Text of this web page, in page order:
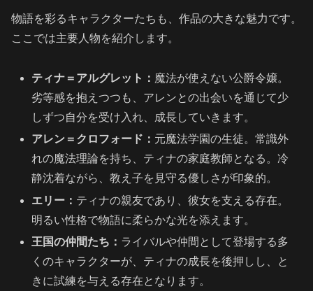
物語を彩るキャラクターたちも、作品の大きな魅力です。
ここでは主要人物を紹介します。
ティナ＝アルグレット： 魔法が使えない公爵令嬢。
劣等感を抱えつつも、アレンとの出会いを通じて少
しずつ自分を受け入れ、成長していきます。
アレン＝クロフォード： 元魔法学園の生徒。常識外
れの魔法理論を持ち、ティナの家庭教師となる。冷
静沈着ながら、教え子を見守る優しさが印象的。
エリー： ティナの親友であり、彼女を支える存在。
明るい性格で物語に柔らかな光を添えます。
王国の仲間たち： ライバルや仲間として登場する多
くのキャラクターが、ティナの成長を後押しし、と
きに試練を与える存在となります。